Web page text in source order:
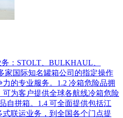
：STOLT、BULKHAUL、
家国际知名罐箱公司的指定操作
的专业服务。1.2 冷箱危险品拥
为客户提供全球各航线冷箱危险
自拼箱。1.4 可全面提供包括江
联运业务，到全国各个门点提